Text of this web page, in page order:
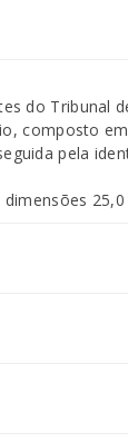
do Tribunal
composto
pela